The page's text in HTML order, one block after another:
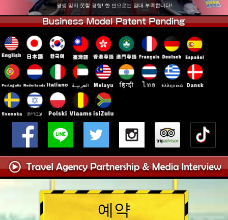
오키나와
평생 잊지 못할 경험! 한 번으로는 절대 부족합니다!
예약